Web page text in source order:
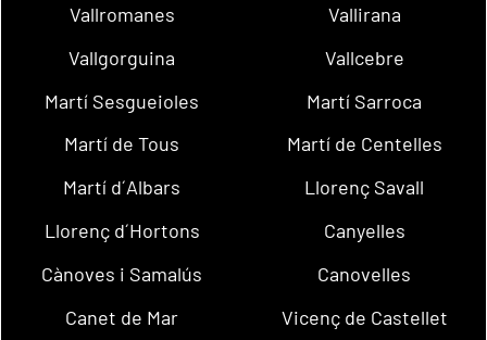
Vallromanes
Vallirana
Vallgorguina
Vallcebre
Martí Sesgueioles
Martí Sarroca
Martí de Tous
Martí de Centelles
Martí d´Albars
Llorenç Savall
Llorenç d´Hortons
Canyelles
Cànoves i Samalús
Canovelles
Canet de Mar
Vicenç de Castellet